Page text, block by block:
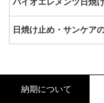
日焼け止め・サンケア
納期について